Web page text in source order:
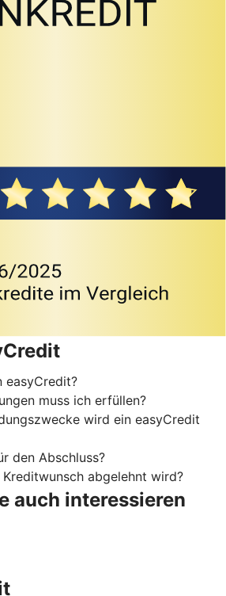
easyCredit?
muss ich erfüllen?
wird ein easyCredit
den Abschluss?
abgelehnt wird?
auch interessieren